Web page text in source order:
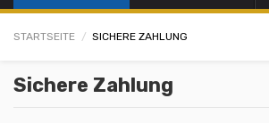
STARTSEITE SICHERE ZAHLUNG
Sichere Zahlung